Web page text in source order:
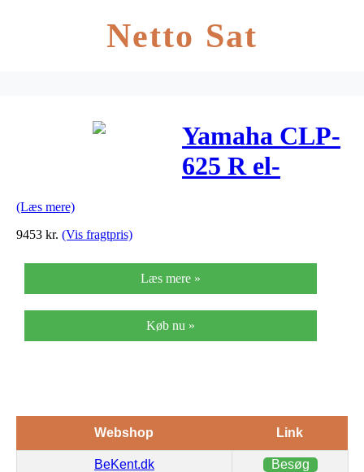
Netto Sat
Yamaha CLP-
625 R el-
(Læs mere)
9453 kr. (Vis fragtpris)
Læs mere »
Køb nu »
Webshop Link
BeKent.dk Besøg